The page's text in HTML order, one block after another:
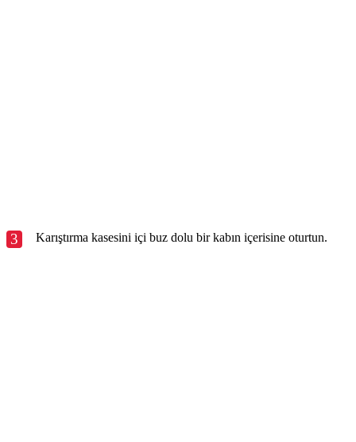
3 Karıştırma kasesini içi buz dolu bir kabın içerisine oturtun.